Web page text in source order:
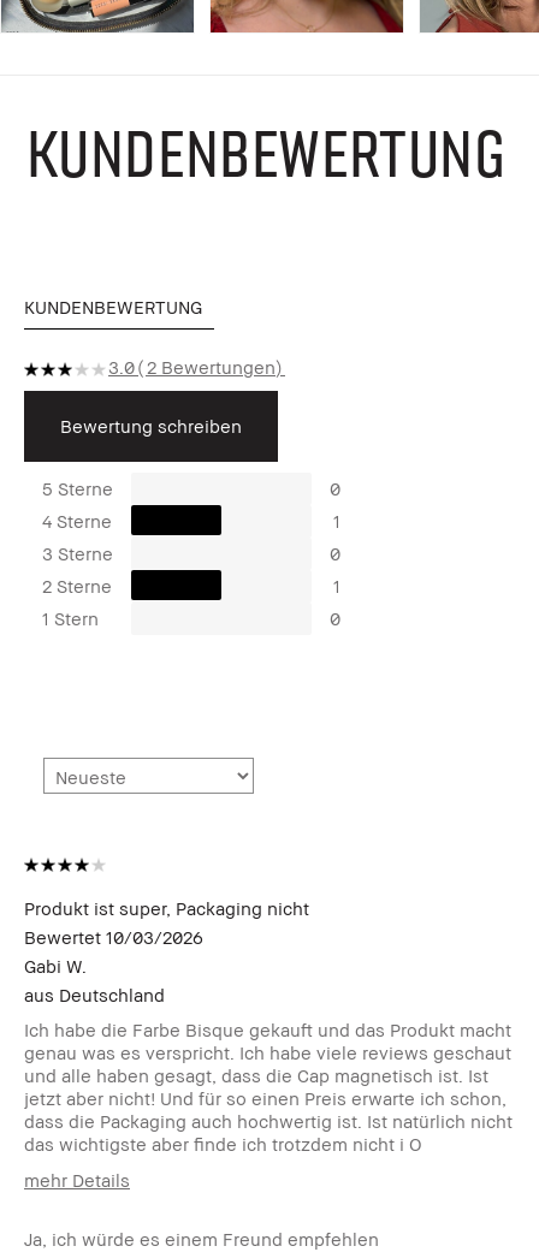
KUNDENBEWERTUNG
KUNDENBEWERTUNG
3.0 2 Bewertungen
Bewertung schreiben
5 Sterne
0
4 Sterne
1
3 Sterne
0
2 Sterne
1
1 Stern
0
Produkt ist super, Packaging nicht
Bewertet 10/03/2026
Gabi W.
aus Deutschland
Ich habe die Farbe Bisque gekauft und das Produkt macht
genau was es verspricht. Ich habe viele reviews geschaut
und alle haben gesagt, dass die Cap magnetisch ist. Ist
jetzt aber nicht! Und für so einen Preis erwarte ich schon,
dass die Packaging auch hochwertig ist. Ist natürlich nicht
das wichtigste aber finde ich trotzdem nicht i O
mehr Details
Hauttyp
Ölig
Ja, ich würde es einem Freund empfehlen